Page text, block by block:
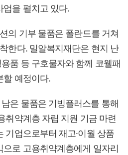
업을 펼치고 있다.
의 기부 물품은 폴란드를 거쳐
한다. 밀알복지재단은 현지 난
품 등 구호물자와 함께 코웰패
할 예정이다.
은 물품은 기빙플러스를 통해
취약계층 자립 지원 기금 마련
기업으로부터 재고·이월 상품
로 고용취약계층에게 일자리